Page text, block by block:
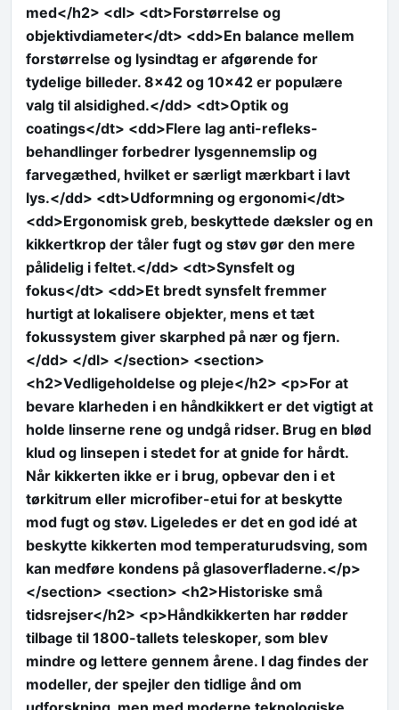
med</h2> <dl> <dt>Forstørrelse og
objektivdiameter</dt> <dd>En balance mellem
forstørrelse og lysindtag er afgørende for
tydelige billeder. 8×42 og 10×42 er populære
valg til alsidighed.</dd> <dt>Optik og
coatings</dt> <dd>Flere lag anti-refleks-
behandlinger forbedrer lysgennemslip og
farvegæthed, hvilket er særligt mærkbart i lavt
lys.</dd> <dt>Udformning og ergonomi</dt>
<dd>Ergonomisk greb, beskyttede dæksler og en
kikkertkrop der tåler fugt og støv gør den mere
pålidelig i feltet.</dd> <dt>Synsfelt og
fokus</dt> <dd>Et bredt synsfelt fremmer
hurtigt at lokalisere objekter, mens et tæt
fokussystem giver skarphed på nær og fjern.
</dd> </dl> </section> <section>
<h2>Vedligeholdelse og pleje</h2> <p>For at
bevare klarheden i en håndkikkert er det vigtigt at
holde linserne rene og undgå ridser. Brug en blød
klud og linsepen i stedet for at gnide for hårdt.
Når kikkerten ikke er i brug, opbevar den i et
tørkitrum eller microfiber-etui for at beskytte
mod fugt og støv. Ligeledes er det en god idé at
beskytte kikkerten mod temperaturudsving, som
kan medføre kondens på glasoverfladerne.</p>
</section> <section> <h2>Historiske små
tidsrejser</h2> <p>Håndkikkerten har rødder
tilbage til 1800-tallets teleskoper, som blev
mindre og lettere gennem årene. I dag findes der
modeller, der spejler den tidlige ånd om